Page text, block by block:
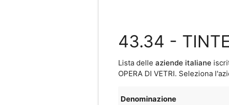
43.34 -
Lista delle aziende italiane
OPERA DI VETRI. Seleziona
Denominazione